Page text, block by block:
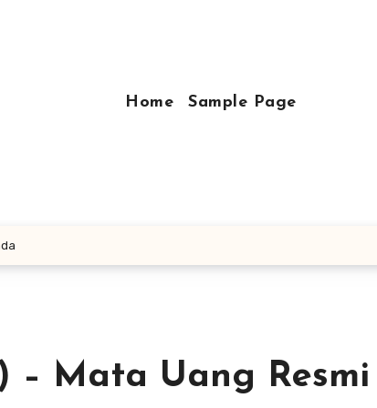
Home Sample Page
– Mata Uang Resmi